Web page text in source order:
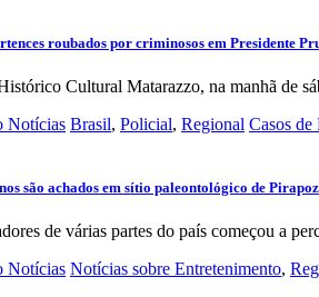
roubados por criminosos em Presidente
Cultural Matarazzo, na manhã de
Notícias Brasil, Policial, Regional Casos de
são achados em sítio paleontológico de
de várias partes do país começou a
Notícias Notícias sobre Entretenimento,